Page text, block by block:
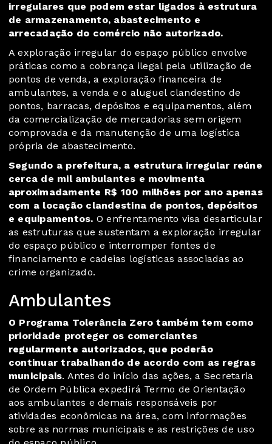
irregulares que podem estar ligados à estrutura
de armazenamento, abastecimento e
arrecadação do comércio não autorizado.
A exploração irregular do espaço público envolve
práticas como a cobrança ilegal pela utilização de
pontos de venda, a exploração financeira de
ambulantes, a venda e o aluguel clandestino de
pontos, barracas, depósitos e equipamentos, além
da comercialização de mercadorias sem origem
comprovada e da manutenção de uma logística
própria de abastecimento.
Segundo a prefeitura, a estrutura irregular reúne
cerca de mil ambulantes e movimenta
aproximadamente R$ 100 milhões por ano apenas
com a locação clandestina de pontos, depósitos
e equipamentos. O enfrentamento visa desarticular
as estruturas que sustentam a exploração irregular
do espaço público e interromper fontes de
financiamento e cadeias logísticas associadas ao
crime organizado.
Ambulantes
O Programa Tolerância Zero também tem como
prioridade proteger os comerciantes
regularmente autorizados, que poderão
continuar trabalhando de acordo com as regras
municipais. Antes do início das ações, a Secretaria
de Ordem Pública expedirá Termo de Orientação
aos ambulantes e demais responsáveis por
atividades econômicas na área, com informações
sobre as normas municipais e as restrições de uso